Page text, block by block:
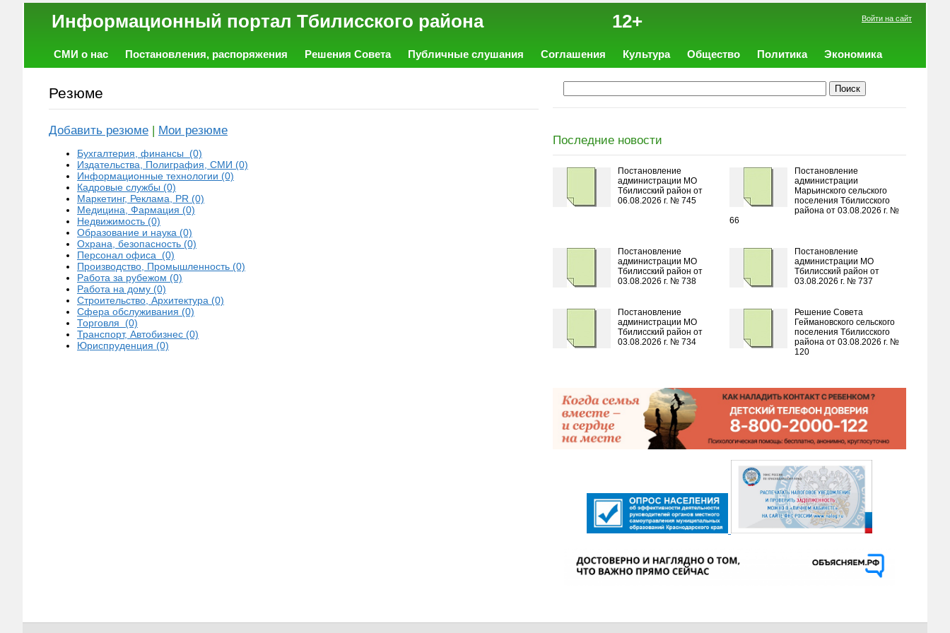
Информационный портал Тбилисского района 12+ Войти на сайт
СМИ о нас Постановления, распоряжения Решения Совета Публичные слушания Соглашения Культура Общество Политика
Экономика
Резюме
Добавить резюме | Мои резюме
Бухгалтерия, финансы (0)
Издательства, Полиграфия, СМИ (0)
Информационные технологии (0)
Кадровые службы (0)
Маркетинг, Реклама, PR (0)
Медицина, Фармация (0)
Недвижимость (0)
Образование и наука (0)
Охрана, безопасность (0)
Персонал офиса (0)
Производство, Промышленность (0)
Работа за рубежом (0)
Работа на дому (0)
Строительство, Архитектура (0)
Сфера обслуживания (0)
Торговля (0)
Транспорт, Автобизнес (0)
Юриспруденция (0)
Последние новости
Постановление
администрации МО
Тбилисский район от
06.08.2026 г. № 745
Постановление
администрации
Марьинского сельского
поселения Тбилисского
района от 03.08.2026 г. №
66
Постановление
администрации МО
Тбилисский район от
03.08.2026 г. № 738
Постановление
администрации МО
Тбилисский район от
03.08.2026 г. № 737
Постановление
администрации МО
Тбилисский район от
03.08.2026 г. № 734
Решение Совета
Геймановского сельского
поселения Тбилисского
района от 03.08.2026 г. №
120